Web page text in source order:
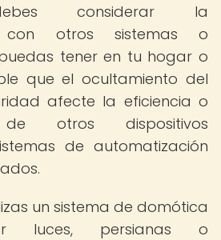
considerar la
con otros sistemas o
tener en tu hogar o
que el ocultamiento del
afecte la eficiencia o
de otros dispositivos
de automatización
un sistema de domótica
luces, persianas o